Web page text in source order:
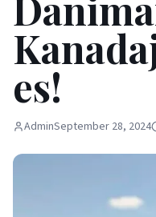
es!
AdminSeptember 28, 2024